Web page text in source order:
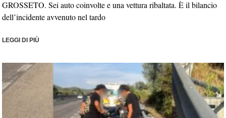
GROSSETO. Sei auto coinvolte e una vettura ribaltata. È il bilancio
dell’incidente avvenuto nel tardo
LEGGI DI PIÙ